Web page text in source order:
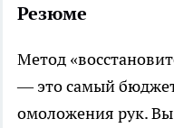
Резюме
Метод
— это самый
омоложения рук. Вы